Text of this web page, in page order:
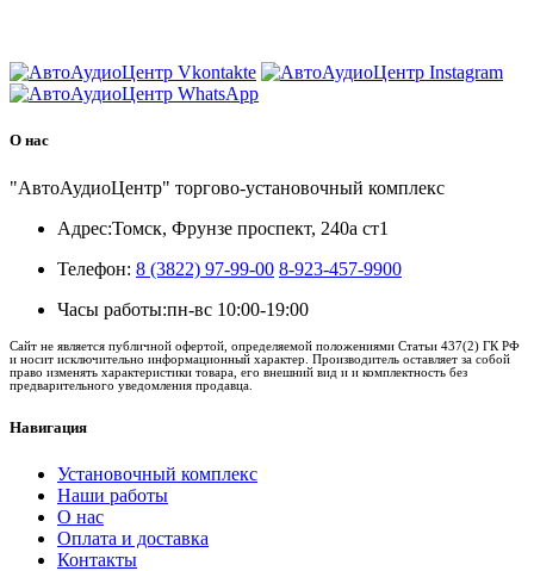
О нас
"АвтоАудиоЦентр" торгово-установочный комплекс
Адрес:Томск, Фрунзе проспект, 240а ст1
Телефон: 8 (3822) 97-99-00 8-923-457-9900
Часы работы:пн-вс 10:00-19:00
Сайт не является публичной офертой, определяемой положениями Статьи 437(2) ГК РФ
и носит исключительно информационный характер. Производитель оставляет за собой
право изменять характеристики товара, его внешний вид и и комплектность без
предварительного уведомления продавца.
Навигация
Установочный комплекс
Наши работы
О нас
Оплата и доставка
Контакты